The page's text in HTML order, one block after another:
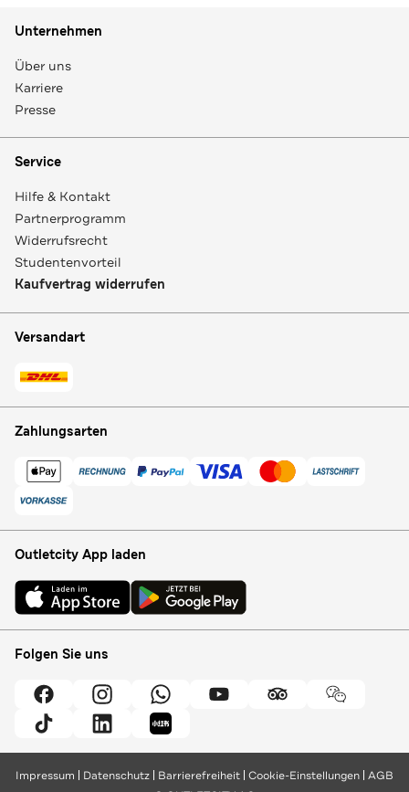
Unternehmen
Über uns
Karriere
Presse
Service
Hilfe & Kontakt
Partnerprogramm
Widerrufsrecht
Studentenvorteil
Kaufvertrag widerrufen
Versandart
Zahlungsarten
Outletcity App laden
Folgen Sie uns
Impressum Datenschutz Barrierefreiheit Cookie-Einstellungen AGB